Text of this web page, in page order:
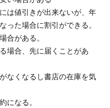
は値引きが出来ないが、年
った場合に割引ができる。
合がある。
場合、先に届くことがあ
なくなるし書店の在庫を気
になる。